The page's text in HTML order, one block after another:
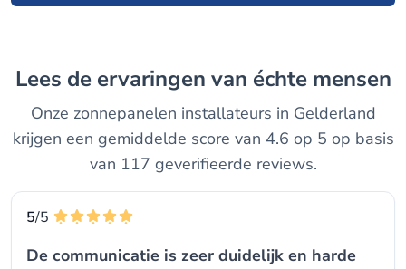
Lees de ervaringen van échte mensen
Onze zonnepanelen installateurs in Gelderland
krijgen een gemiddelde score van 4.6 op 5 op basis
van 117 geverifieerde reviews.
5/5
De communicatie is zeer duidelijk en harde